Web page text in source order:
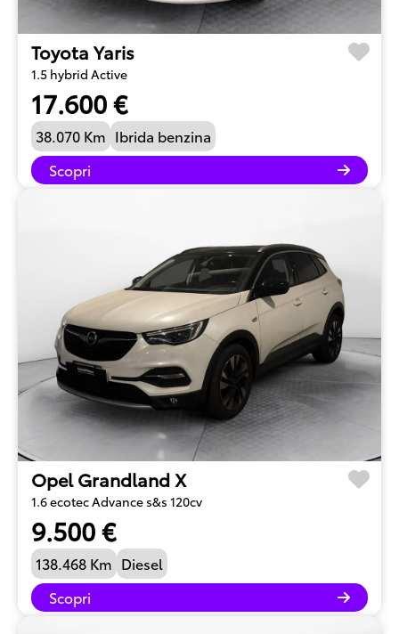
Toyota Yaris
1.5 hybrid Active
17.600 €
38.070 Km Ibrida benzina
Scopri
Opel Grandland X
1.6 ecotec Advance s&s 120cv
9.500 €
138.468 Km Diesel
Scopri